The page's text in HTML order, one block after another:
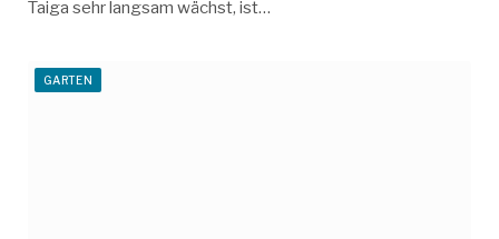
Taiga sehr langsam wächst, ist…
GARTEN